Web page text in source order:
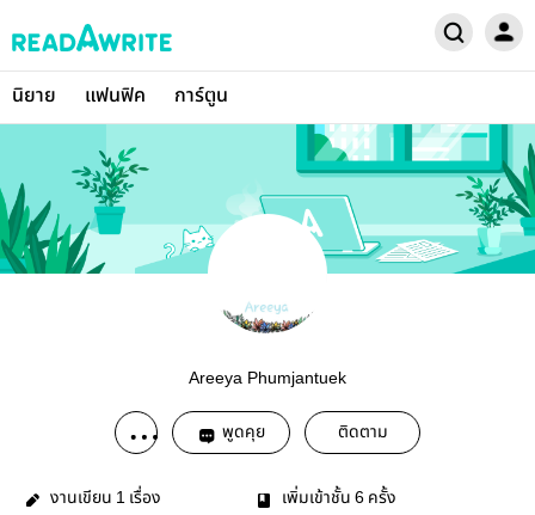
นิยาย แฟนฟิค การ์ตูน
Areeya Phumjantuek
พูดคุย ติดตาม
งานเขียน 1 เรื่อง เพิ่มเข้าชั้น 6 ครั้ง